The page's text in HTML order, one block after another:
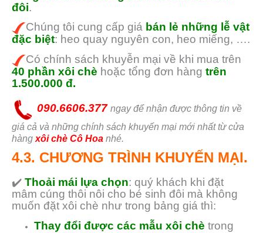
đôi.
Chúng tôi cung cấp giá bán lẻ những lễ vật
đặc biệt: heo quay nguyên con, heo miếng, ….
Có chính sách khuyễn mại về khi mua trên
40 phần xôi chè hoặc tổng đơn hàng trên
1.500.000 đ.
090.6606.377 ngay để nhận được thông tin về
giá cả và những chính sách khuyến mại mới nhất từ cửa
hàng xôi chè Cô Hoa nhé.
4.3. CHƯƠNG TRÌNH KHUYẾN MẠI.
✔️ Thoải mái lựa chọn: quý khách khi đặt
mâm cúng thôi nôi cho bé sinh đôi mà không
muốn đặt xôi chè như trong bảng giá thì:
Thay đổi được các mẫu xôi chè trong